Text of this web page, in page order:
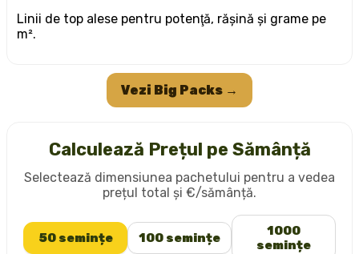
Linii de top alese pentru potenţă, rășină și grame pe
m².
Vezi Big Packs →
Calculează Prețul pe Sămânță
Selectează dimensiunea pachetului pentru a vedea
prețul total și €/sămânță.
50 semințe 100 semințe
1000
semințe